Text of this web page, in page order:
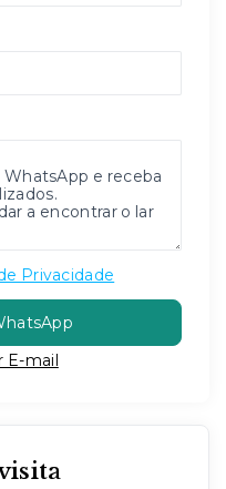
Privacidade
E-mail